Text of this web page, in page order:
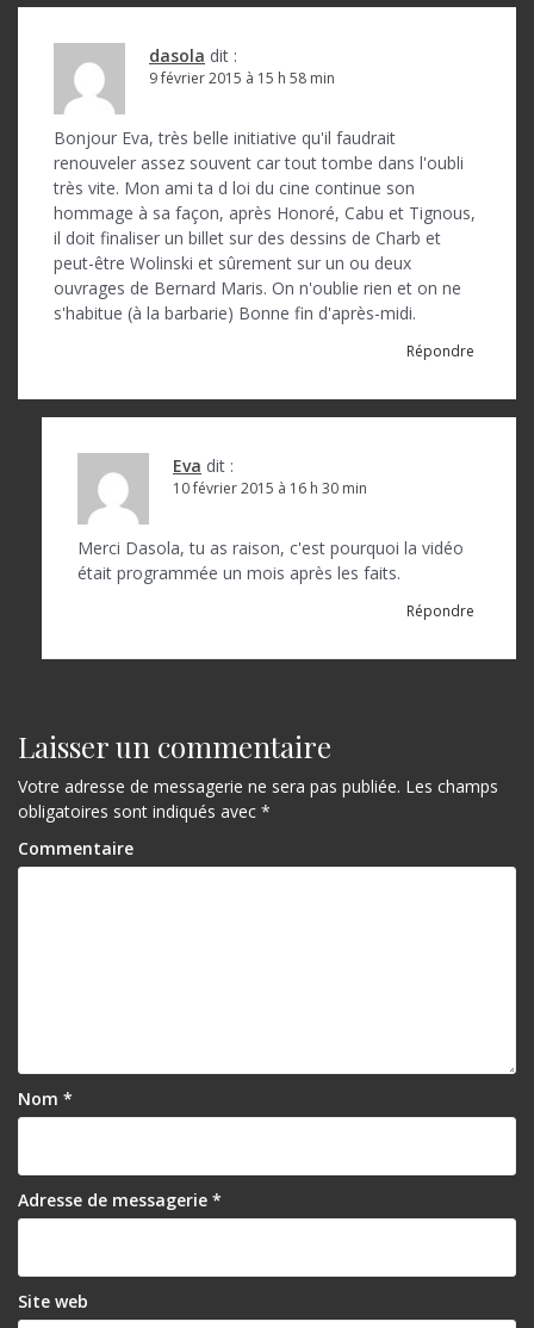
dasola dit :
9 février 2015 à 15 h 58 min
Bonjour Eva, très belle initiative qu'il faudrait
renouveler assez souvent car tout tombe dans l'oubli
très vite. Mon ami ta d loi du cine continue son
hommage à sa façon, après Honoré, Cabu et Tignous,
il doit finaliser un billet sur des dessins de Charb et
peut-être Wolinski et sûrement sur un ou deux
ouvrages de Bernard Maris. On n'oublie rien et on ne
s'habitue (à la barbarie) Bonne fin d'après-midi.
Répondre
Eva dit :
10 février 2015 à 16 h 30 min
Merci Dasola, tu as raison, c'est pourquoi la vidéo
était programmée un mois après les faits.
Répondre
Laisser un commentaire
Votre adresse de messagerie ne sera pas publiée. Les champs
obligatoires sont indiqués avec *
Commentaire
Nom *
Adresse de messagerie *
Site web